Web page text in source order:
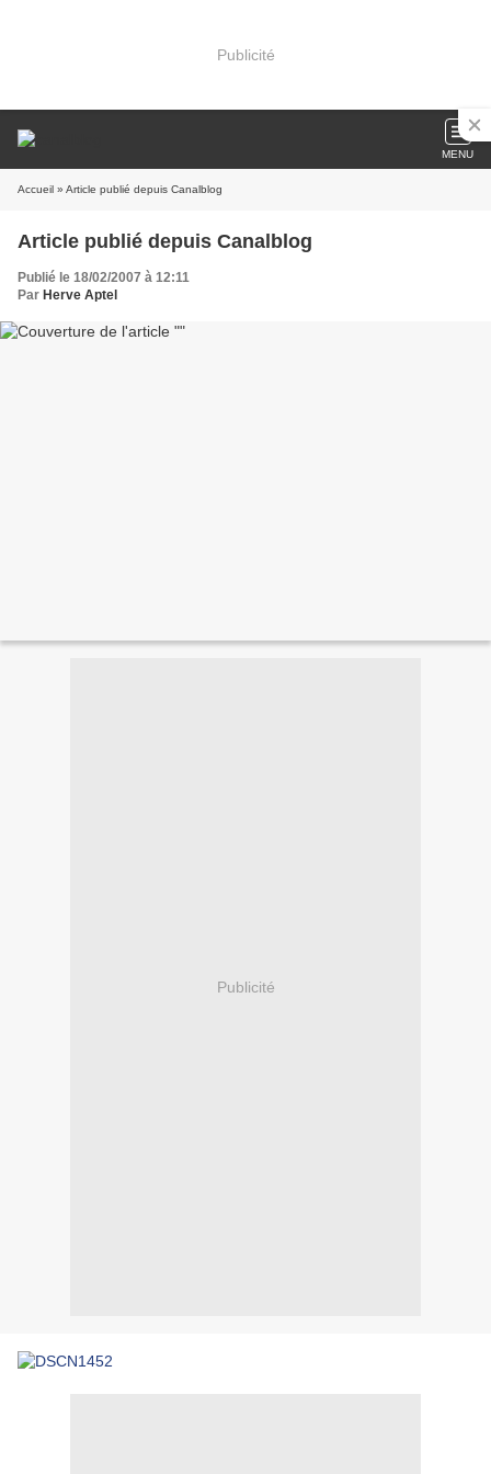
Publicité
MENU
Accueil » Article publié depuis Canalblog
Article publié depuis Canalblog
Publié le 18/02/2007 à 12:11
Par Herve Aptel
Publicité